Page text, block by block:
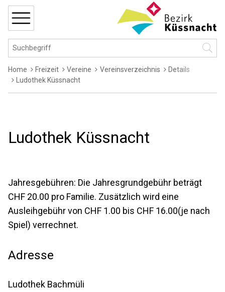
Navigieren in Küssnacht
Schnellnavigation
Hauptnavigation
Suchbegriff
Breadcrumb
Home Freizeit Vereine Vereinsverzeichnis
Details
Ludothek Küssnacht
Ludothek Küssnacht
Jahresgebühren: Die Jahresgrundgebühr beträgt
CHF 20.00 pro Familie. Zusätzlich wird eine
Ausleihgebühr von CHF 1.00 bis CHF 16.00(je nach
Spiel) verrechnet.
Adresse
Ludothek Bachmüli